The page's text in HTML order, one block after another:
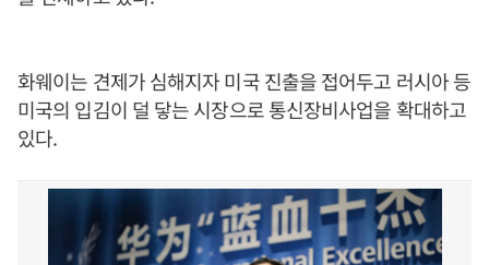
화웨이는 견제가 심해지자 미국 진출을 접어두고 러시아 등
미국의 입김이 덜 닿는 시장으로 통신장비사업을 확대하고
있다.